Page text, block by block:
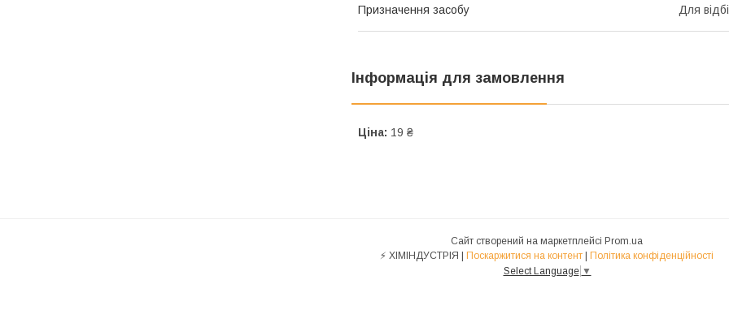
Призначення засобу Для
Інформація для замовлення
Ціна: 19 ₴
Сайт створений на маркетплейсі Prom.ua
Поскаржитися на контент
Політика конфіденційності
Select Language ▼